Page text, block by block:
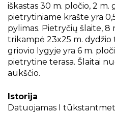
iškastas 30 m. pločio, 2 m.
pietrytiniame krašte yra
pylimas. Pietryčių šlaite, 8
trikampė 23x25 m. dydžio
griovio lygyje yra 6 m.
pietrytine terasa. Šlaitai
aukščio.
Istorija
Datuojamas I